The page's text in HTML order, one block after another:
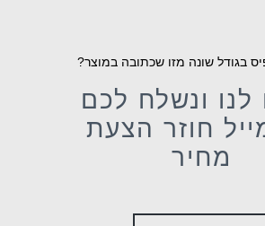
בגודל שונה מזו שכתובה במוצר?
לנו ונשלח לכם
חוזר הצעת
מחיר